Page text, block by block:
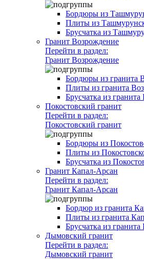
Бордюры из
Плиты из
Брусчатка из
Гранит Возрождение
Перейти в раздел:
Гранит Возрождение
Бордюры из гранита
Плиты из гранита
Брусчатка из
Покостовский гранит
Перейти в раздел:
Покостовский гранит
Бордюры из
Плиты из
Брусчатка из
Гранит Капал-Арсан
Перейти в раздел:
Гранит Капал-Арсан
Бордюр из гранита
Плиты из гранита
Брусчатка из
Дымовский гранит
Перейти в раздел:
Дымовский гранит